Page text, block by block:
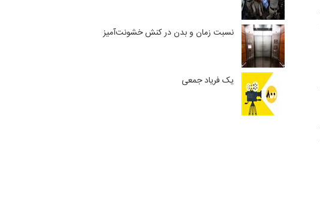
نسبت زمان و بدن در کنش خشونت‌آمیز
یک فریاد جمعی